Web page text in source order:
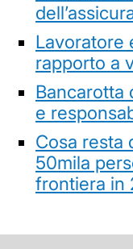
Lavoratore
rapporto a
Bancarotta
e
Cosa resta
50mila
frontiera in